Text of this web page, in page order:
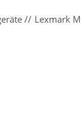
Lexmark